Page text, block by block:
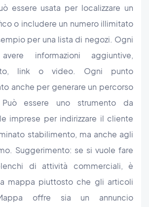
essere usata per localizzare un
o includere un numero illimitato
per una lista di negozi. Ogni
informazioni aggiuntive,
link o video. Ogni punto
anche per generare un percorso
essere uno strumento da
imprese per indirizzare il cliente
stabilimento, ma anche agli
Suggerimento: se si vuole fare
di attività commerciali, è
mappa piuttosto che gli articoli
offre sia un annuncio